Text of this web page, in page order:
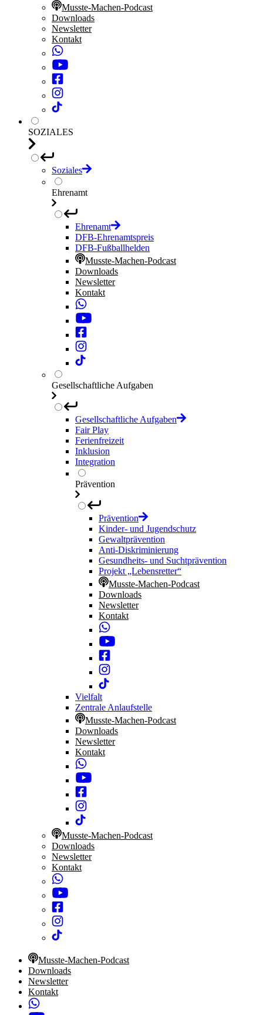
Musste-Machen-Podcast
Downloads
Newsletter
Kontakt
SOZIALES
Soziales
Ehrenamt
Ehrenamt
DFB-Ehrenamtspreis
DFB-Fußballhelden
Musste-Machen-Podcast
Downloads
Newsletter
Kontakt
Gesellschaftliche Aufgaben
Gesellschaftliche Aufgaben
Fair Play
Ferienfreizeit
Inklusion
Integration
Prävention
Prävention
Kinder- und Jugendschutz
Gewaltprävention
Anti-Diskriminierung
Gesundheits- und Suchtprävention
Projekt „Lebensretter“
Musste-Machen-Podcast
Downloads
Newsletter
Kontakt
Vielfalt
Zentrale Anlaufstelle
Musste-Machen-Podcast
Downloads
Newsletter
Kontakt
Musste-Machen-Podcast
Downloads
Newsletter
Kontakt
Musste-Machen-Podcast
Downloads
Newsletter
Kontakt